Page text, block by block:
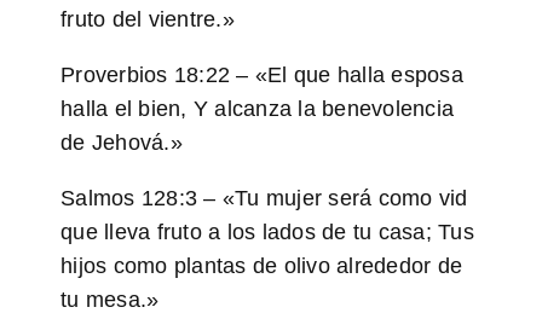
fruto del vientre.»
Proverbios 18:22 – «El que halla esposa
halla el bien, Y alcanza la benevolencia
de Jehová.»
Salmos 128:3 – «Tu mujer será como vid
que lleva fruto a los lados de tu casa; Tus
hijos como plantas de olivo alrededor de
tu mesa.»